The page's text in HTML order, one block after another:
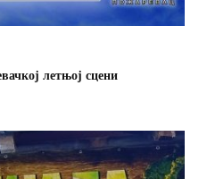
летњој сцени